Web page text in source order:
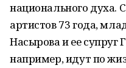
национального духа.
артистов 73 года,
Насырова и ее супруг
например, идут по